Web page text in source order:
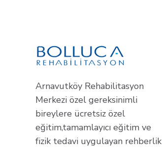
Arnavutköy Rehabilitasyon
Merkezi özel gereksinimli
bireylere ücretsiz özel
eğitim,tamamlayıcı eğitim ve
fizik tedavi uygulayan rehberlik